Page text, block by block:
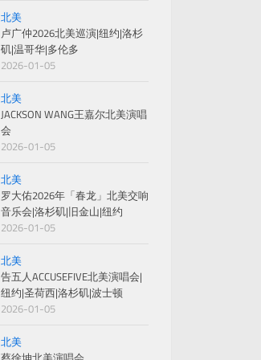
北美
卢广仲2026北美巡演|纽约|洛杉
矶|温哥华|多伦多
2026-01-05
北美
JACKSON WANG王嘉尔北美演唱
会
2026-01-05
北美
罗大佑2026年「春龙」北美交响
音乐会|洛杉矶|旧金山|纽约
2026-01-05
北美
告五人ACCUSEFIVE北美演唱会|
纽约|圣荷西|洛杉矶|波士顿
2026-01-05
北美